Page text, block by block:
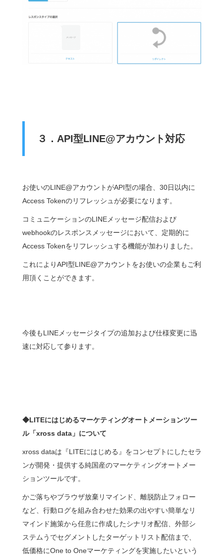
３．API型LINE@アカウント対応
お使いのLINE@アカウントがAPI型の場合、30日以内に
Access Tokenのリフレッシュが必要になります。
コミュニケーションのLINEメッセージ配信および
webhookのレスポンスメッセージにおいて、定期的に
Access Tokenをリフレッシュする機能が加わりました。
これによりAPI型LINE@アカウントをお使いの企業もご利
用頂くことができます。
今後もLINEメッセージタイプの追加および仕様変更に迅
速に対応して参ります。
◆LITEにはじめるマーケティングオートメーションツー
ル「xross data」について
xross dataは『LITEにはじめる』をコンセプトにしたセラ
ンが開発・提供する純国産のマーケティングオートメー
ションツールです。
かご落ちやブラウザ放棄リマインド、離脱防止フォロー
など、行動ログを組み合わせた効果の出やすい簡単なリ
マインド施策から任意に作成したシナリオ配信、外部シ
ステムうでセグメントしたターゲットリスト配信まで、
低価格にOne to Oneマーケティングを実施したいという